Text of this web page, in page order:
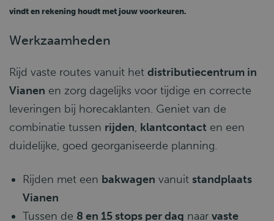
vindt en rekening houdt met jouw voorkeuren.
Werkzaamheden
Rijd vaste routes vanuit het distributiecentrum in
Vianen en zorg dagelijks voor tijdige en correcte
leveringen bij horecaklanten. Geniet van de
combinatie tussen rijden, klantcontact en een
duidelijke, goed georganiseerde planning.
Rijden met een bakwagen vanuit standplaats
Vianen
Tussen de 8 en 15 stops per dag naar vaste